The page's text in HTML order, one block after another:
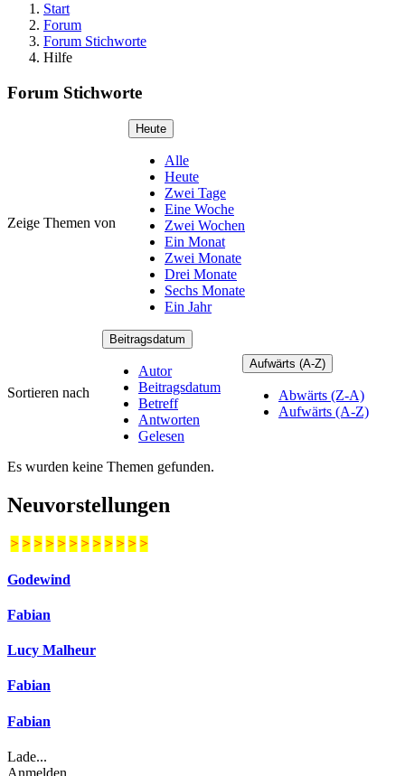
Start
Forum
Forum Stichworte
Hilfe
Forum Stichworte
Zeige Themen von
Heute
Alle
Heute
Zwei Tage
Eine Woche
Zwei Wochen
Ein Monat
Zwei Monate
Drei Monate
Sechs Monate
Ein Jahr
Sortieren nach
Beitragsdatum
Autor
Beitragsdatum
Betreff
Antworten
Gelesen
Aufwärts (A-Z)
Abwärts (Z-A)
Aufwärts (A-Z)
Es wurden keine Themen gefunden.
Neuvorstellungen
> > > > > > > > > > > >
Godewind
Fabian
Lucy Malheur
Fabian
Fabian
Lade...
Anmelden